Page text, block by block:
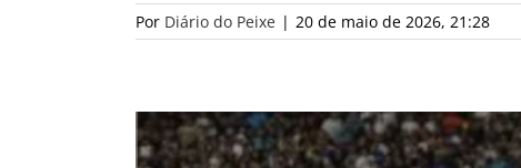
Por Diário do Peixe | 20 de maio de 2026, 21:28